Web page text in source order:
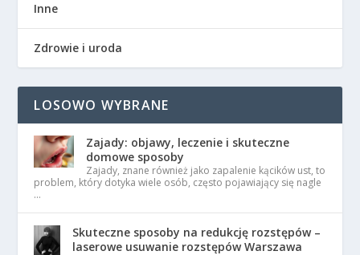
Inne
Zdrowie i uroda
LOSOWO WYBRANE
Zajady: objawy, leczenie i skuteczne
domowe sposoby
Zajady, znane również jako zapalenie kącików ust, to
problem, który dotyka wiele osób, często pojawiający się nagle
…
Skuteczne sposoby na redukcję rozstępów –
laserowe usuwanie rozstępów Warszawa